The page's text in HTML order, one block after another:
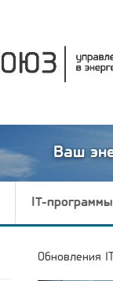
Ваш
IT-программы
Обновления